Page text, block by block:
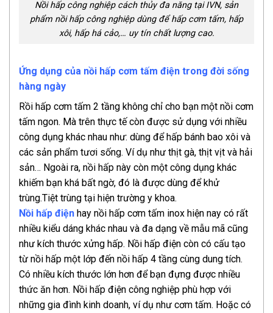
Nồi hấp công nghiệp cách thủy đa năng tại IVN, sản
phẩm nồi hấp công nghiệp dùng để hấp cơm tấm, hấp
xôi, hấp há cảo,… uy tín chất lượng cao.
Ứng dụng của nồi hấp cơm tấm điện trong đời sống
hàng ngày
Rồi hấp cơm tấm 2 tầng không chỉ cho bạn một nồi cơm
tấm ngon. Mà trên thực tế còn được sử dụng với nhiều
công dụng khác nhau như: dùng để hấp bánh bao xôi và
các sản phẩm tươi sống. Ví dụ như thịt gà, thịt vịt và hải
sản… Ngoài ra, nồi hấp này còn một công dụng khác
khiếm bạn khá bất ngờ, đó là được dùng để khử
trùng.Tiệt trùng tại hiện trường y khoa.
Nồi hấp điện hay nồi hấp cơm tấm inox hiện nay có rất
nhiều kiểu dáng khác nhau và đa dạng về mẫu mã cũng
như kích thước xửng hấp. Nồi hấp điện còn có cấu tạo
từ nồi hấp một lớp đến nồi hấp 4 tầng cùng dung tích.
Có nhiều kích thước lớn hơn để bạn đựng được nhiều
thức ăn hơn. Nồi hấp điện công nghiệp phù hợp với
những gia đình kinh doanh, ví dụ như cơm tấm. Hoặc có